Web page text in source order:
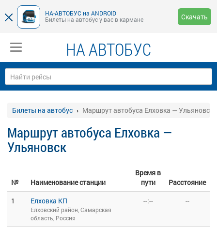
НА-АВТОБУС на ANDROID
Билеты на автобус у вас в кармане
Скачать
НА АВТОБУС
Билеты на автобус Маршрут автобуса Елховка — Ульяновск
Маршрут автобуса Елховка —
Ульяновск
№ Наименование станции
Время в
пути
Расстояние
1
Елховка КП
Елховский район, Самарская
область, Россия
--:-- --